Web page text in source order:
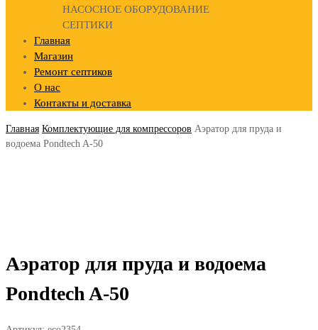
НАСОСНОЕ ОБОРУДОВАНИЕ
СЕПТИКИ
Главная
Магазин
Ремонт септиков
О нас
Контакты и доставка
Главная Комплектующие для компрессоров Аэратор для пруда и
водоема Pondtech A-50
Аэратор для пруда и водоема
Pondtech A-50